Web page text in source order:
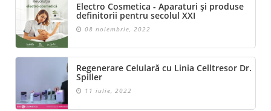
Electro Cosmetica - Aparaturi și produse
definitorii pentru secolul XXI
08 noiembrie, 2022
Regenerare Celulară cu Linia Celltresor Dr.
Spiller
11 iulie, 2022